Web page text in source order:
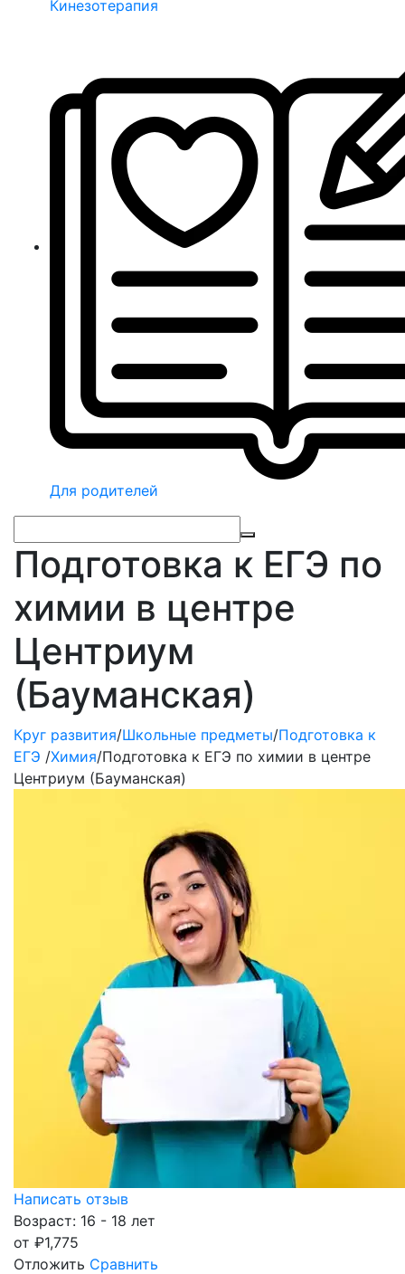
Кинезотерапия
Для родителей
Подготовка к ЕГЭ по
химии в центре
Центриум
(Бауманская)
Круг развития/Школьные предметы/Подготовка к
ЕГЭ /Химия/Подготовка к ЕГЭ по химии в центре
Центриум (Бауманская)
Написать отзыв
Возраст: 16 - 18 лет
от ₽1,775
Отложить Сравнить